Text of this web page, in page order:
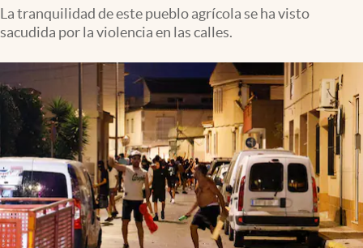
La tranquilidad de este pueblo agrícola se ha visto
sacudida por la violencia en las calles.